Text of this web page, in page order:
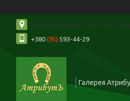
ул.Шелковичная 30-А, email :
+380 (95) 593-44-29
Галерея